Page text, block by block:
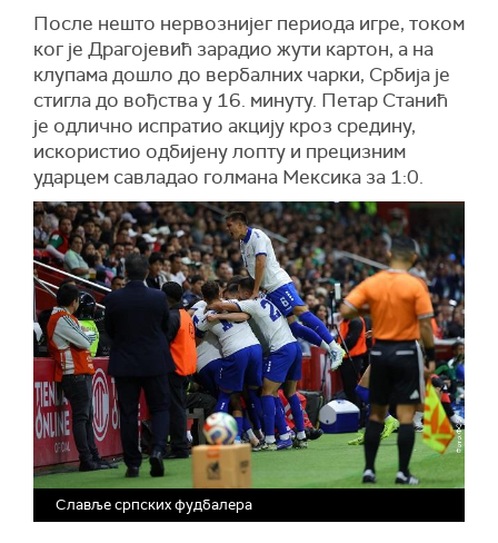
После нешто нервознијег периода игре, током
ког је Драгојевић зарадио жути картон, а на
клупама дошло до вербалних чарки, Србија је
стигла до вођства у 16. минуту. Петар Станић
је одлично испратио акцију кроз средину,
искористио одбијену лопту и прецизним
ударцем савладао голмана Мексика за 1:0.
Славље српских фудбалера